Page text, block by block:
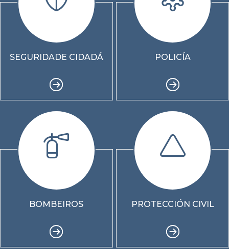
SEGURIDADE CIDADÁ POLICÍA
BOMBEIROS PROTECCIÓN CIVIL